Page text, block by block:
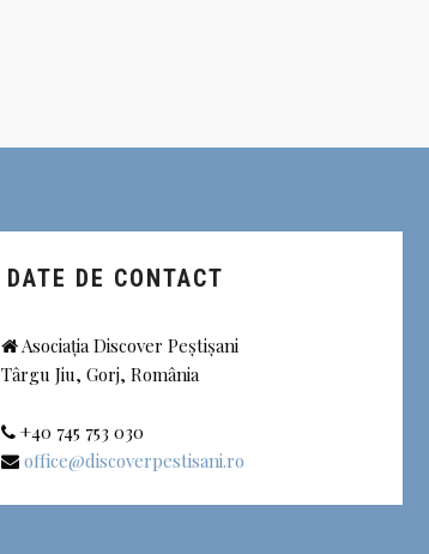
DATE DE CONTACT
Asociația Discover Peștișani
Târgu Jiu, Gorj, România
+40 745 753 030
office@discoverpestisani.ro